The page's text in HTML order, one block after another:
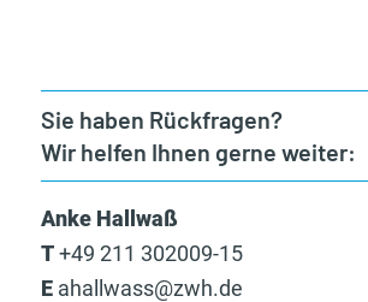
Sie haben Rückfragen?
Wir helfen Ihnen gerne weiter:
Anke Hallwaß
T +49 211 302009-15
E ahallwass@zwh.de